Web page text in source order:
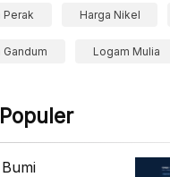
Perak Harga Nikel
Gandum Logam Mulia